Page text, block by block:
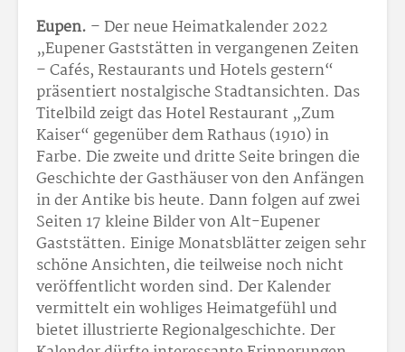
Eupen. – Der neue Heimatkalender 2022
„Eupener Gaststätten in vergangenen Zeiten
– Cafés, Restaurants und Hotels gestern“
präsentiert nostalgische Stadtansichten. Das
Titelbild zeigt das Hotel Restaurant „Zum
Kaiser“ gegenüber dem Rathaus (1910) in
Farbe. Die zweite und dritte Seite bringen die
Geschichte der Gasthäuser von den Anfängen
in der Antike bis heute. Dann folgen auf zwei
Seiten 17 kleine Bilder von Alt-Eupener
Gaststätten. Einige Monatsblätter zeigen sehr
schöne Ansichten, die teilweise noch nicht
veröffentlicht worden sind. Der Kalender
vermittelt ein wohliges Heimatgefühl und
bietet illustrierte Regionalgeschichte. Der